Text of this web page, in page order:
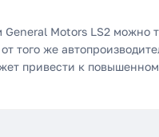
General Motors LS2 можно
того же
привести к